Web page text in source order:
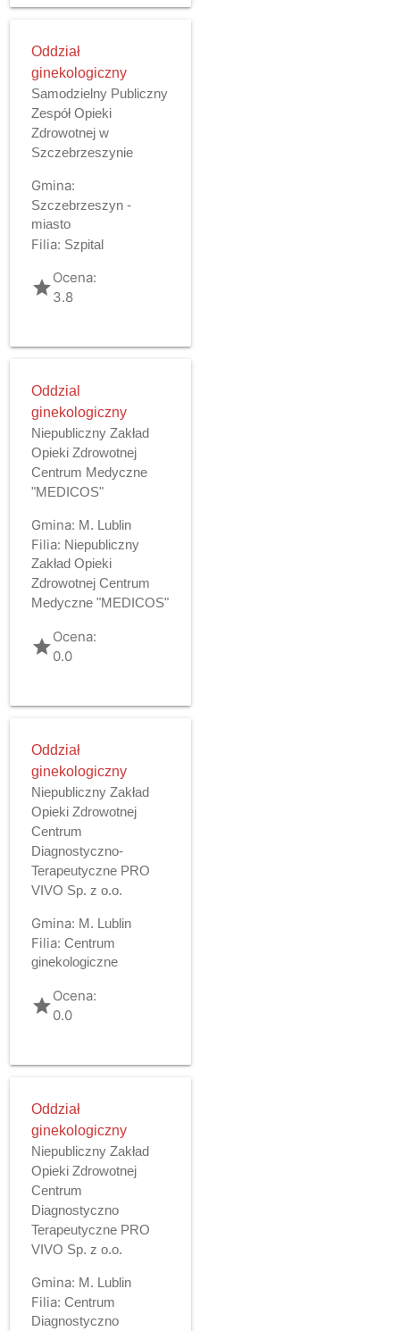
Oddział
ginekologiczny
Samodzielny Publiczny
Zespół Opieki
Zdrowotnej w
Szczebrzeszynie
Gmina:
Szczebrzeszyn -
miasto
Filia: Szpital
gradeOcena:
3.8
Oddzial
ginekologiczny
Niepubliczny Zakład
Opieki Zdrowotnej
Centrum Medyczne
"MEDICOS"
Gmina: M. Lublin
Filia: Niepubliczny
Zakład Opieki
Zdrowotnej Centrum
Medyczne "MEDICOS"
gradeOcena:
0.0
Oddział
ginekologiczny
Niepubliczny Zakład
Opieki Zdrowotnej
Centrum
Diagnostyczno-
Terapeutyczne PRO
VIVO Sp. z o.o.
Gmina: M. Lublin
Filia: Centrum
ginekologiczne
gradeOcena:
0.0
Oddział
ginekologiczny
Niepubliczny Zakład
Opieki Zdrowotnej
Centrum
Diagnostyczno
Terapeutyczne PRO
VIVO Sp. z o.o.
Gmina: M. Lublin
Filia: Centrum
Diagnostyczno